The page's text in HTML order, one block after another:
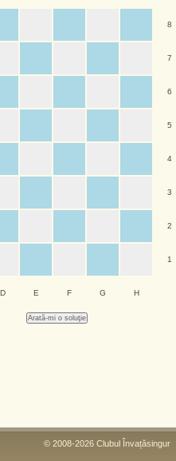
8
7
6
5
4
3
2
1
D E F G H
© 2008-2026 Clubul Învațăsingur